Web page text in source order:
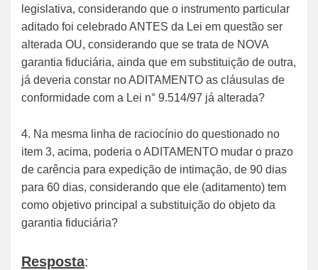
legislativa, considerando que o instrumento particular
aditado foi celebrado ANTES da Lei em questão ser
alterada OU, considerando que se trata de NOVA
garantia fiduciária, ainda que em substituição de outra,
já deveria constar no ADITAMENTO as cláusulas de
conformidade com a Lei n° 9.514/97 já alterada?
4. Na mesma linha de raciocínio do questionado no
item 3, acima, poderia o ADITAMENTO mudar o prazo
de carência para expedição de intimação, de 90 dias
para 60 dias, considerando que ele (aditamento) tem
como objetivo principal a substituição do objeto da
garantia fiduciária?
Resposta: